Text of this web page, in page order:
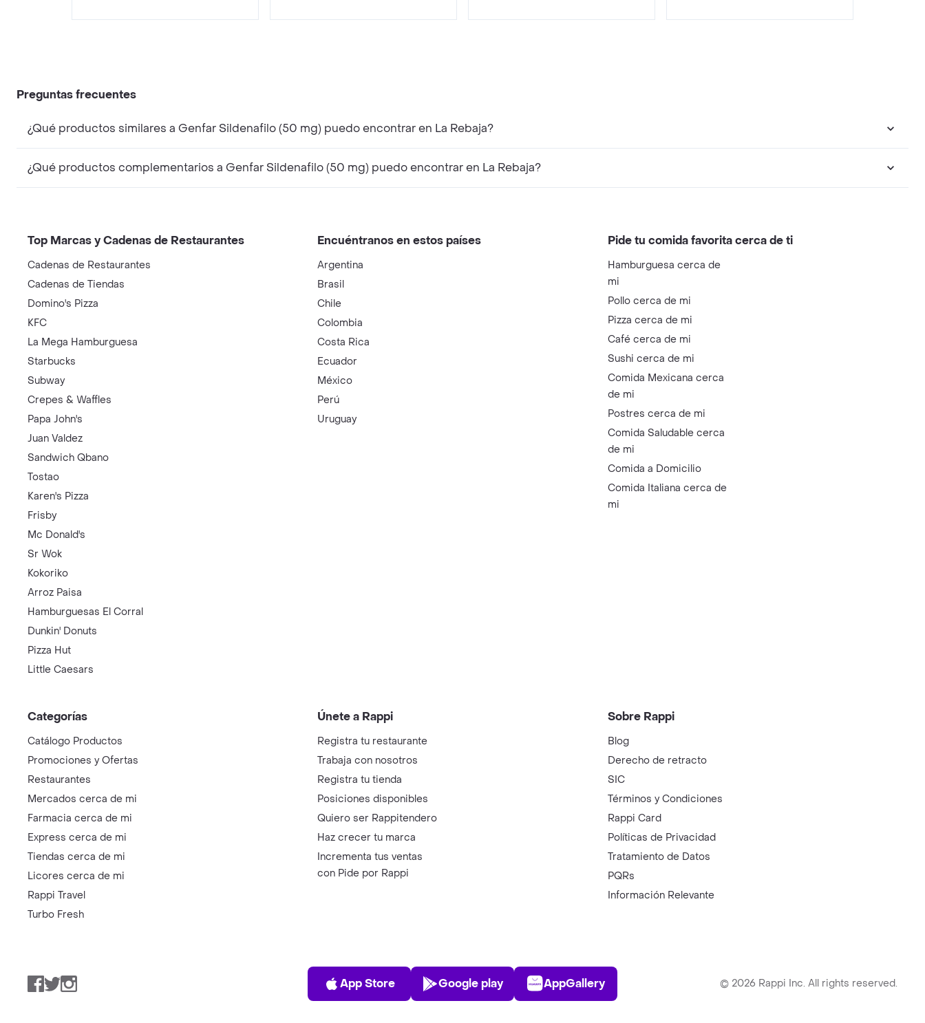
Preguntas frecuentes
¿Qué productos similares a Genfar Sildenafilo (50 mg) puedo encontrar en La Rebaja?
¿Qué productos complementarios a Genfar Sildenafilo (50 mg) puedo encontrar en La Rebaja?
Top Marcas y Cadenas de Restaurantes
Cadenas de Restaurantes
Cadenas de Tiendas
Domino's Pizza
KFC
La Mega Hamburguesa
Starbucks
Subway
Crepes & Waffles
Papa John's
Juan Valdez
Sandwich Qbano
Tostao
Karen's Pizza
Frisby
Mc Donald's
Sr Wok
Kokoriko
Arroz Paisa
Hamburguesas El Corral
Dunkin' Donuts
Pizza Hut
Little Caesars
Encuéntranos en estos países
Argentina
Brasil
Chile
Colombia
Costa Rica
Ecuador
México
Perú
Uruguay
Pide tu comida favorita cerca de ti
Hamburguesa cerca de
mi
Pollo cerca de mi
Pizza cerca de mi
Café cerca de mi
Sushi cerca de mi
Comida Mexicana cerca
de mi
Postres cerca de mi
Comida Saludable cerca
de mi
Comida a Domicilio
Comida Italiana cerca de
mi
Categorías
Catálogo Productos
Promociones y Ofertas
Restaurantes
Mercados cerca de mi
Farmacia cerca de mi
Express cerca de mi
Tiendas cerca de mi
Licores cerca de mi
Rappi Travel
Turbo Fresh
Únete a Rappi
Registra tu restaurante
Trabaja con nosotros
Registra tu tienda
Posiciones disponibles
Quiero ser Rappitendero
Haz crecer tu marca
Incrementa tus ventas
con Pide por Rappi
Sobre Rappi
Blog
Derecho de retracto
SIC
Términos y Condiciones
Rappi Card
Políticas de Privacidad
Tratamiento de Datos
PQRs
Información Relevante
Facebook
TwitterInstagram
App Store
App Store
Play Store
Google play
AppGallery
AppGallery © 2026 Rappi Inc. All rights reserved.